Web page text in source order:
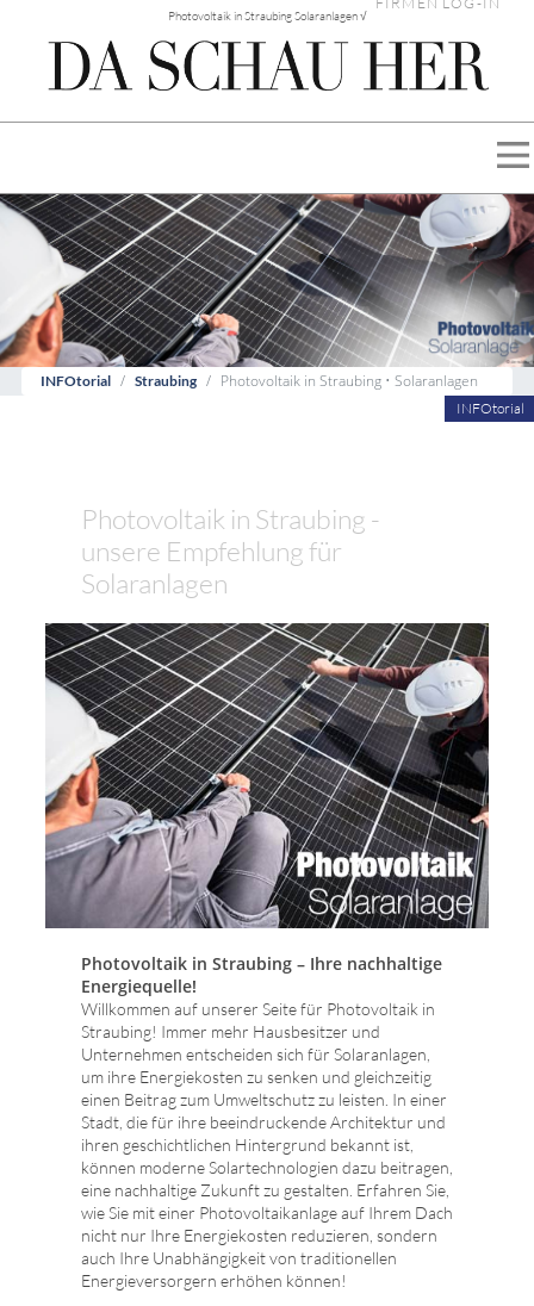
Photovoltaik in Straubing Solaranlagen √
INFOtorial Straubing
Photovoltaik in Straubing • Solaranlagen
INFOtorial
Photovoltaik in Straubing -
unsere Empfehlung für
Solaranlagen
Photovoltaik in Straubing – Ihre nachhaltige
Energiequelle!
Willkommen auf unserer Seite für Photovoltaik in
Straubing! Immer mehr Hausbesitzer und
Unternehmen entscheiden sich für Solaranlagen,
um ihre Energiekosten zu senken und gleichzeitig
einen Beitrag zum Umweltschutz zu leisten. In einer
Stadt, die für ihre beeindruckende Architektur und
ihren geschichtlichen Hintergrund bekannt ist,
können moderne Solartechnologien dazu beitragen,
eine nachhaltige Zukunft zu gestalten. Erfahren Sie,
wie Sie mit einer Photovoltaikanlage auf Ihrem Dach
nicht nur Ihre Energiekosten reduzieren, sondern
auch Ihre Unabhängigkeit von traditionellen
Energieversorgern erhöhen können!